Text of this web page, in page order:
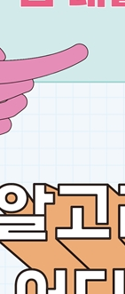
을
긴 일
폴짝!
사용법
다